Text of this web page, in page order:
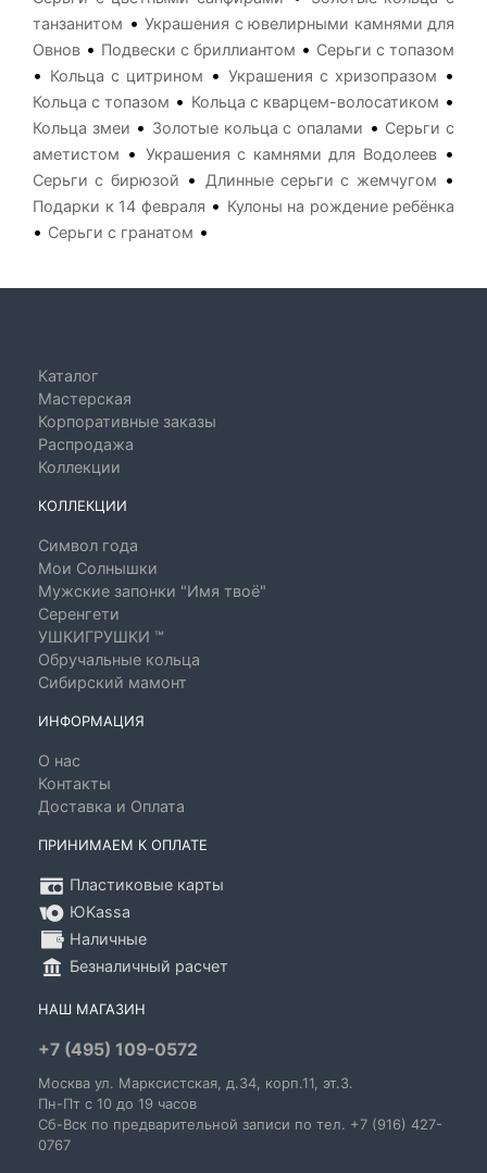
танзанитом • Украшения с ювелирными камнями для
Овнов • Подвески с бриллиантом • Серьги с топазом
• Кольца с цитрином • Украшения с хризопразом •
Кольца с топазом • Кольца с кварцем-волосатиком •
Кольца змеи • Золотые кольца с опалами • Серьги с
аметистом • Украшения с камнями для Водолеев•
Серьги с бирюзой • Длинные серьги с жемчугом •
Подарки к 14 февраля • Кулоны на рождение ребёнка
• Серьги с гранатом •
Каталог
Мастерская
Корпоративные заказы
Распродажа
Коллекции
КОЛЛЕКЦИИ
Символ года
Мои Солнышки
Мужские запонки "Имя твоё"
Серенгети
УШКИГРУШКИ ™
Обручальные кольца
Сибирский мамонт
ИНФОРМАЦИЯ
О нас
Контакты
Доставка и Оплата
ПРИНИМАЕМ К ОПЛАТЕ
Пластиковые карты
ЮKassa
Наличные
Безналичный расчет
НАШ МАГАЗИН
+7 (495) 109-0572
Москва ул. Марксистская , д.34, корп.11, эт.3.
Пн-Пт c 10 до 19 часов
Сб-Вск по предварительной записи по тел. +7 (916) 427-
0767